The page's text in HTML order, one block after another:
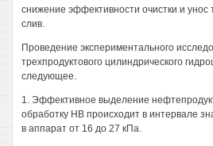
снижение эффективности очистки и
слив.
Проведение экспериментального
трехпродуктового цилиндрического
следующее.
1. Эффективное выделение
обработку НВ происходит в интервале
в аппарат от 16 до 27 кПа.